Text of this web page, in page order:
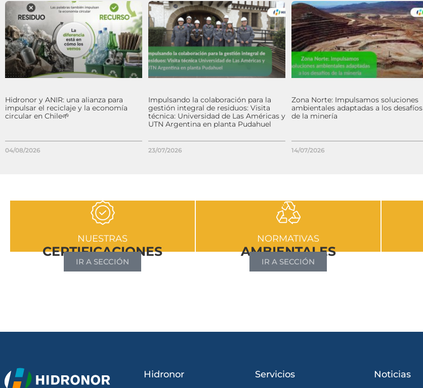
Hidronor y ANIR: una alianza para
impulsar el reciclaje y la economía
circular en Chile🌱
04/08/2026
Impulsando la colaboración para la
gestión integral de residuos: Visita
técnica: Universidad de Las Américas y
UTN Argentina en planta Pudahuel
23/07/2026
Zona Norte: Impulsamos soluciones
ambientales adaptadas a los desafíos
de la minería
14/07/2026
NUESTRAS
CERTIFICACIONES
IR A SECCIÓN
NORMATIVAS
AMBIENTALES
IR A SECCIÓN
Hidronor Servicios Noticias